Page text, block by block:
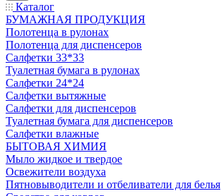
Каталог
БУМАЖНАЯ ПРОДУКЦИЯ
Полотенца в рулонах
Полотенца для диспенсеров
Салфетки 33*33
Туалетная бумага в рулонах
Салфетки 24*24
Салфетки вытяжные
Салфетки для диспенсеров
Туалетная бумага для диспенсеров
Салфетки влажные
БЫТОВАЯ ХИМИЯ
Мыло жидкое и твердое
Освежители воздуха
Пятновыводители и отбеливатели для белья